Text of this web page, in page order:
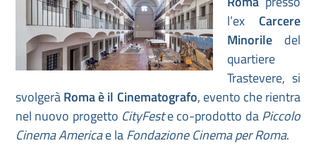
l’ex Carcere
Minorile del
quartiere
Trastevere, si
svolgeràRoma è il Cinematografo, evento che rientra
nel nuovo progetto CityFeste co-prodotto daPiccolo
Cinema Americae laFondazione Cinemaper Roma.